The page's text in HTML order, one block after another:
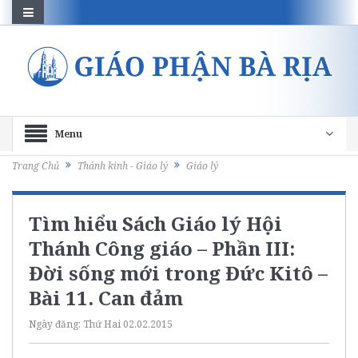
Menu
Trang Chủ Thánh kinh - Giáo lý Giáo lý
Tìm hiểu Sách Giáo lý Hội
Thánh Công giáo – Phần III:
Đời sống mới trong Đức Kitô –
Bài 11. Can đảm
Ngày đăng: Thứ Hai 02.02.2015